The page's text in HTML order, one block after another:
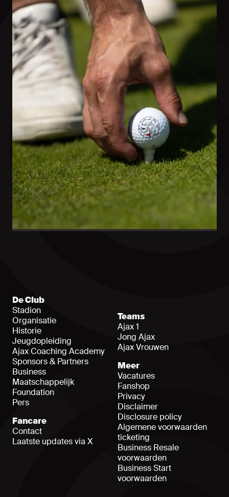
De Club
Stadion
Organisatie
Historie
Jeugdopleiding
Ajax Coaching Academy
Sponsors & Partners
Business
Maatschappelijk
Foundation
Pers
Fancare
Contact
Laatste updates via X
Teams
Ajax 1
Jong Ajax
Ajax Vrouwen
Meer
Vacatures
Fanshop
Privacy
Disclaimer
Disclosure policy
Algemene voorwaarden
ticketing
Business Resale
voorwaarden
Business Start
voorwaarden